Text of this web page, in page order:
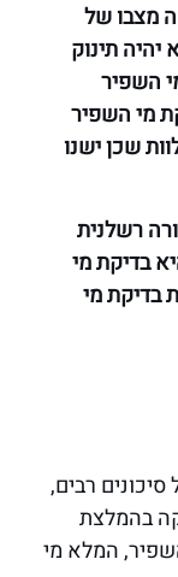
מצבו של
תינוק
השפיר
מי השפיר
שכן ישנו
רשלנית
בדיקת מי
בדיקת מי
רבים,
בהמלצת
המלא מי